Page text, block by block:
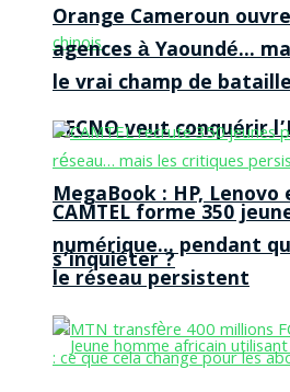
TECNO veut conquérir
MegaBook : HP,
s’inquiéter ?
Orange Cameroun
agences à Yaoundé…
le vrai champ de
CAMTEL forme 350
numérique… pendant
le réseau persistent